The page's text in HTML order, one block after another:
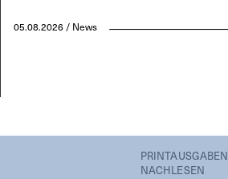
05.08.2026 / News
PRINTAUSGABEN
NACHLESEN